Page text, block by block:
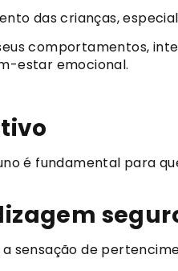
das crianças,
comportamentos,
estar emocional.
é fundamental para
sensação de